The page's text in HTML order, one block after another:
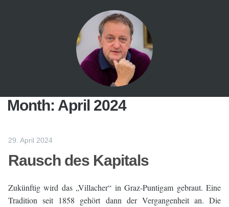
Month: April 2024
29. April 2024
Rausch des Kapitals
Zukünftig wird das „Villacher“ in Graz-Puntigam gebraut. Eine
Tradition seit 1858 gehört dann der Vergangenheit an. Die